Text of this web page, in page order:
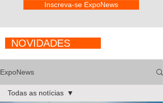
Inscreva-se ExpoNews
NOVIDADES
ExpoNews
Todas as notícias